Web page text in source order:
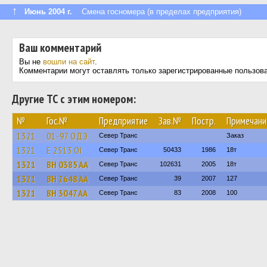
↑ Июнь 2004 г. Смена госномера (в пределах предприятия)
Ваш комментарий
Вы не вошли на сайт.
Комментарии могут оставлять только зарегистрированные
Другие ТС с этим номером:
№ Гос.№ Предприятие Зав.№ Постр.
1321 01-97 ОДЭ Север Транс Заказ
1321 Е 2513 ОІ Север Транс 50433 1986 18т
1321 BH 0385 AA Север Транс 102631 2005 18т
1321 BH 2648 AA Север Транс 39 2007 127
1321 BH 3047 AA Север Транс 83 2008 100